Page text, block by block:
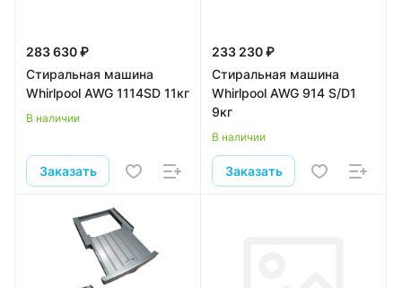
283 630 ₽
Стиральная машина
Whirlpool AWG 1114SD 11кг
В наличии
Заказать
233 230 ₽
Стиральная машина
Whirlpool AWG 914 S/D1
9кг
В наличии
Заказать